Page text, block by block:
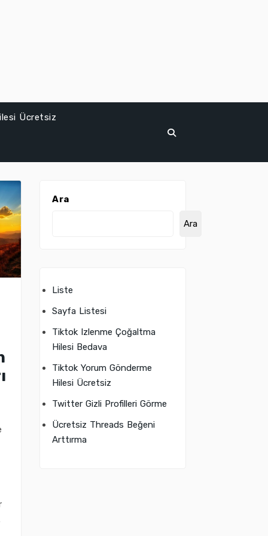
Ücretsiz
Ara
Ara
Liste
Sayfa Listesi
Tiktok Izlenme Çoğaltma
Hilesi Bedava
Tiktok Yorum Gönderme
Hilesi Ücretsiz
Twitter Gizli Profilleri Görme
Ücretsiz Threads Beğeni
Arttırma